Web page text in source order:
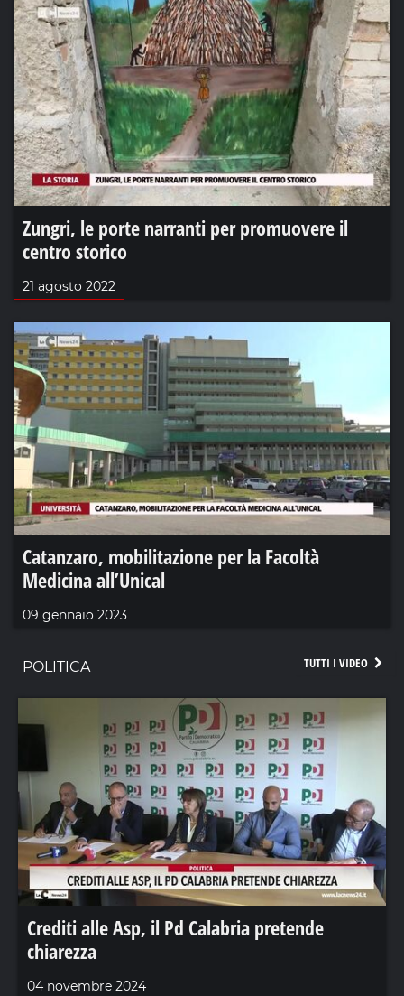
Zungri, le porte narranti per promuovere il
centro storico
21 agosto 2022
Catanzaro, mobilitazione per la Facoltà
Medicina all’Unical
09 gennaio 2023
TUTTI I VIDEO
POLITICA
Crediti alle Asp, il Pd Calabria pretende
chiarezza
04 novembre 2024